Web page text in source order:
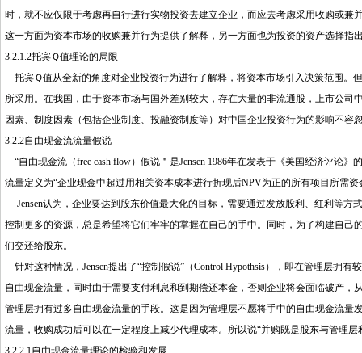
时，就不应仅限于考虑再自行进行实物投资去建立企业，而应去考虑采用收购或
这一方面为资本市场的收购兼并行为提供了解释，另一方面也为投资的资产选择
3.2.1.2托宾Ｑ值理论的局限
托宾Ｑ值从全新的角度对企业投资行为进行了解释，将资本市场引入决策范围。
所采用。在我国，由于资本市场与国外差别较大，存在大量的非流通股，上市公
因素、制度因素（包括企业制度、投融资制度等）对中国企业投资行为的影响不容
3.2.2自由现金流流量假说
“自由现金流（free cash flow）假说＂是Jensen 1986年在发表于《美国经济评论
流量定义为“企业现金中超过用相关资本成本进行折现后NPV为正的所有项目所需
Jensen认为，企业要达到股东价值最大化的目标，需要通过发放股利、红利等
控制更多的资源，总是希望将它们牢牢的掌握在自己的手中。同时，为了构建自
们交还给股东。
针对这种情况，Jensen提出了“控制假说”（Control Hypothsis），即在管理层拥
自由现金流量，同时由于需要支付利息和到期偿还本金，否则企业将会面临破产，
管理层拥有过多自由现金流量的手段。这是因为管理层不愿将手中的自由现金流
流量，收购成功后可以在一定程度上减少代理成本。所以说“并购既是股东与管理
3.2.2.1自由现金流量理论的检验和发展